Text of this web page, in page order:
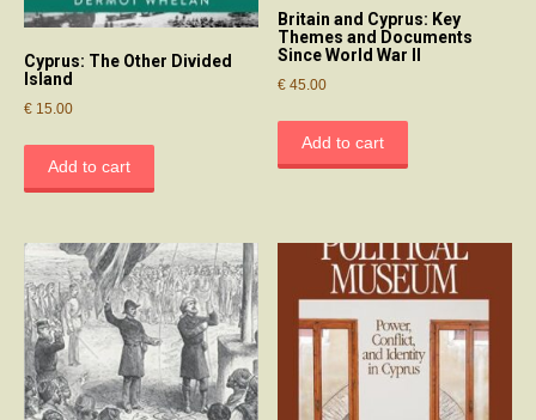
Cyprus: The Other Divided
Island
€ 15.00
Add to cart
Britain and Cyprus: Key
Themes and Documents
Since World War II
€ 45.00
Add to cart